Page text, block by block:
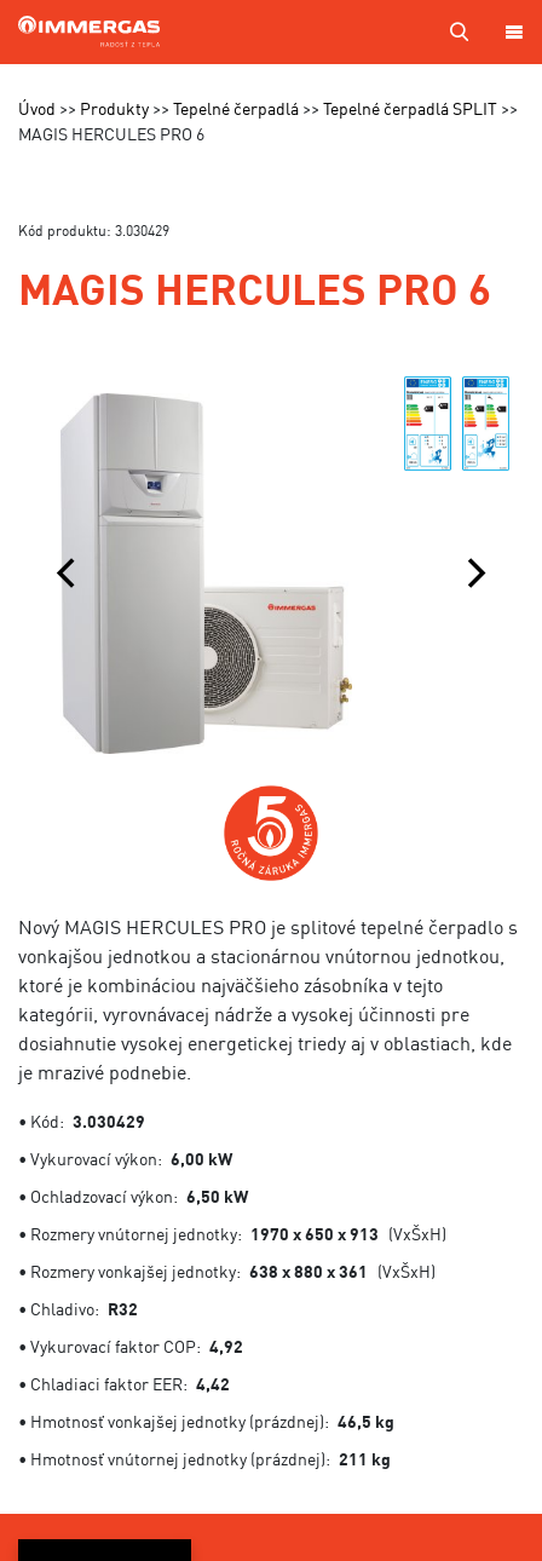
PRODUKTY
CENNÍKY
Úvod Produkty Tepelné čerpadlá
Tepelné čerpadlá SPLIT
MAGIS HERCULES PRO 6
Kód produktu: 3.030429
MAGIS HERCULES PRO 6
Nový MAGIS HERCULES PRO je splitové tepelné čerpadlo s
vonkajšou jednotkou a stacionárnou vnútornou jednotkou,
ktoré je kombináciou najväčšieho zásobníka v tejto
kategórii, vyrovnávacej nádrže a vysokej účinnosti pre
dosiahnutie vysokej energetickej triedy aj v oblastiach, kde
je mrazivé podnebie.
• Kód: 3.030429
• Vykurovací výkon: 6,00 kW
• Ochladzovací výkon: 6,50 kW
• Rozmery vnútornej jednotky: 1970 x 650 x 913 (VxŠxH)
• Rozmery vonkajšej jednotky: 638 x 880 x 361
(VxŠxH)
• Chladivo: R32
• Vykurovací faktor COP: 4,92
• Chladiaci faktor EER: 4,42
• Hmotnosť vonkajšej jednotky (prázdnej): 46,5 kg
• Hmotnosť vnútornej jednotky (prázdnej): 211 kg